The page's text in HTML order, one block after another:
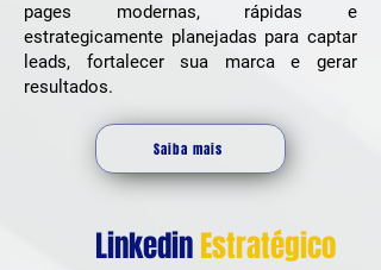
pages modernas, rápidas e
estrategicamente planejadas para captar
leads, fortalecer sua marca e gerar
resultados.
Saiba mais
LinkedinEstratégico